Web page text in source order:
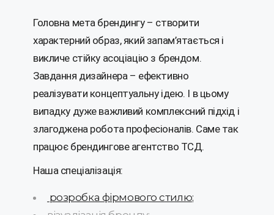
Головна мета брендингу – створити
характерний образ, який запам’ятається і
викличе стійку асоціацію з брендом.
Завдання дизайнера – ефективно
реалізувати концептуальну ідею. І в цьому
випадку дуже важливий комплексний підхід і
злагоджена робота професіоналів. Саме так
працює брендингове агентство ТСД.
Наша спеціалізація:
розробка фірмового стилю;